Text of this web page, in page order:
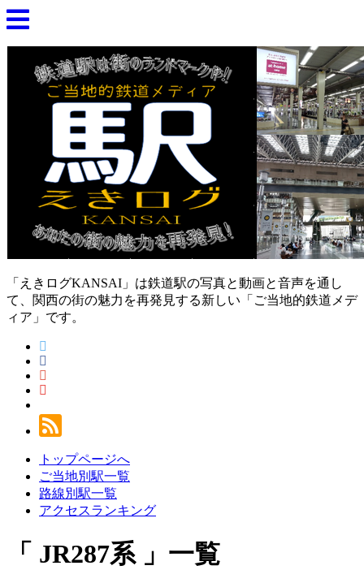
「えきログKANSAI」は鉄道駅の写真と動画と音声を通し
て、関西の街の魅力を再発見する新しい「ご当地的鉄道メデ
ィア」です。
トップページへ
ご当地別駅一覧
路線別駅一覧
アクセスランキング
JR287系 一覧